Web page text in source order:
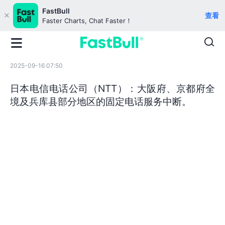
FastBull
Faster Charts, Chat Faster！
查看
2025-09-16 07:50
日本电信电话公司（NTT）：大阪府、京都府全
境及兵库县部分地区的固定电话服务中断。